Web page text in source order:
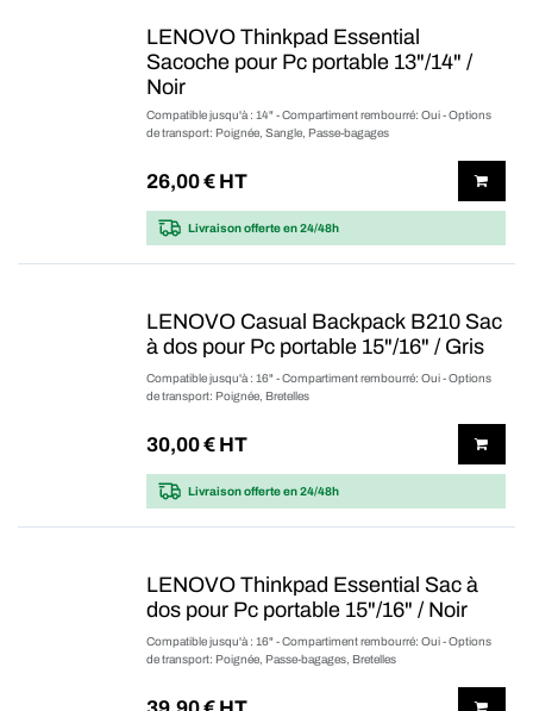
LENOVO Thinkpad Essential
Sacoche pour Pc portable 13"/14" /
Noir
Compatible jusqu'à : 14" - Compartiment rembourré: Oui - Options
de transport: Poignée, Sangle, Passe-bagages
26,00€ HT
Livraison offerteen 24/48h
LENOVO Casual Backpack B210 Sac
à dos pour Pc portable 15"/16" / Gris
Compatible jusqu'à : 16" - Compartiment rembourré: Oui - Options
de transport: Poignée, Bretelles
30,00€ HT
Livraison offerteen 24/48h
LENOVO Thinkpad Essential Sac à
dos pour Pc portable 15"/16" / Noir
Compatible jusqu'à : 16" - Compartiment rembourré: Oui - Options
de transport: Poignée, Passe-bagages, Bretelles